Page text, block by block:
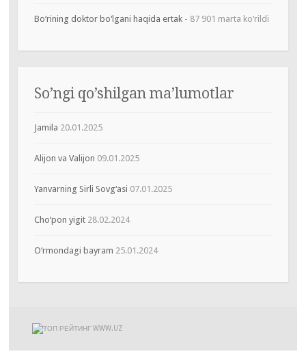
Bo‘rining doktor bo‘lgani haqida ertak- 87 901 marta ko‘rildi
So’ngi qo’shilgan ma’lumotlar
Jamila 20.01.2025
Alijon va Valijon 09.01.2025
Yanvarning Sirli Sovg‘asi 07.01.2025
Cho‘pon yigit 28.02.2024
O‘rmondagi bayram 25.01.2024